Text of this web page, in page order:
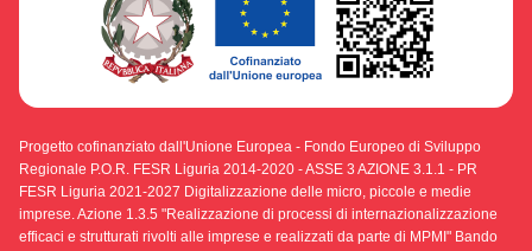
Progetto cofinanziato dall'Unione Europea - Fondo Europeo di Sviluppo
Regionale P.O.R. FESR Liguria 2014-2020 - ASSE 3 AZIONE 3.1.1 - PR
FESR Liguria 2021-2027 Digitalizzazione delle micro, piccole e medie
imprese. Azione 1.3.5 "Realizzazione di processi di internazionalizzazione
efficaci e strutturati rivolti alle imprese e realizzati da parte di MPMI" Bando